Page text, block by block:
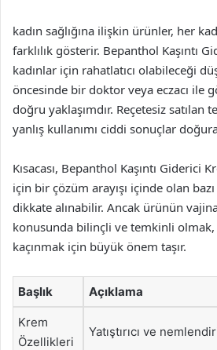
kadın sağlığına ilişkin ürünler, her
farklılık gösterir. Bepanthol Kaşıntı
kadınlar için rahatlatıcı olabileceği
öncesinde bir doktor veya eczacı ile
doğru yaklaşımdır. Reçetesiz satılan
yanlış kullanımı ciddi sonuçlar
Kısacası, Bepanthol Kaşıntı Giderici
için bir çözüm arayışı içinde olan
dikkate alınabilir. Ancak ürünün
konusunda bilinçli ve temkinli olmak,
kaçınmak için büyük önem taşır.
Başlık Açıklama
Krem
Özellikleri
Yatıştırıcı ve